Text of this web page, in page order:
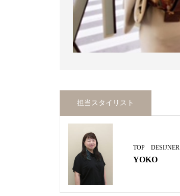
担当スタイリスト
TOP DESIJNER
YOKO